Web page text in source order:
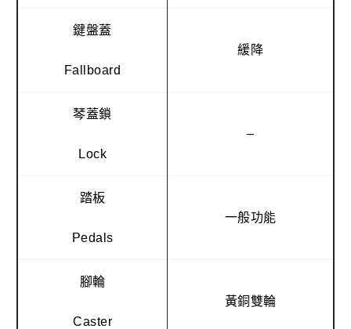
鍵盤蓋
Fallboard
緩降
琴蓋鎖
Lock
–
踏板
Pedals
一般功能
腳輪
Caster
黃銅雙輪